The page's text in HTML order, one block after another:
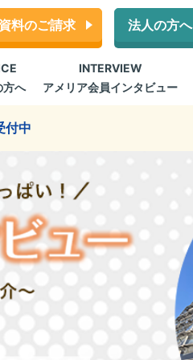
資料のご請求 法人の方へ
方へ
INTERVIEW
アメリア会員インタビュー
付中